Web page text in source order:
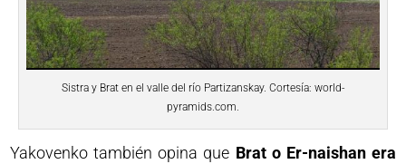
Sistra y Brat en el valle del río Partizanskay. Cortesía: world-
pyramids.com.
Yakovenko también opina que Brat o Er-naishan era